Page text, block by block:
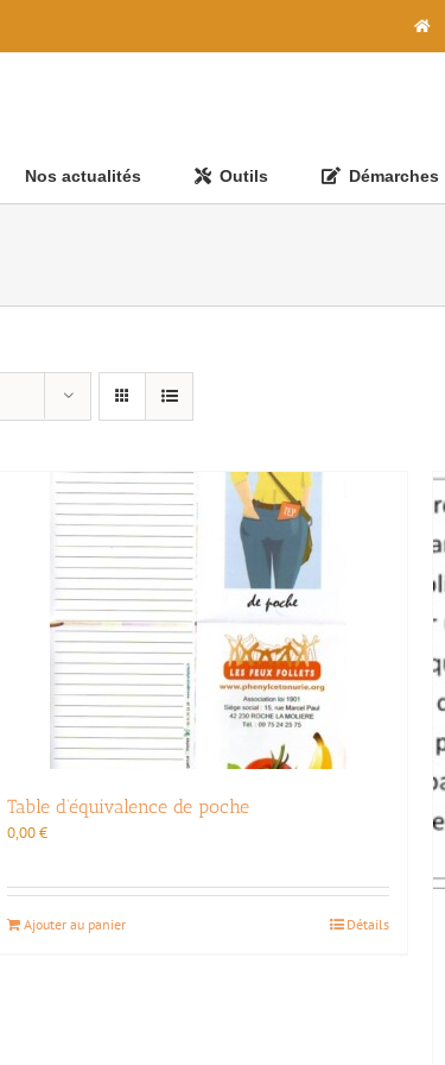
Nos actualités Outils Démarches
Table d’équivalence de poche
0,00€
Ajouter au panier Détails